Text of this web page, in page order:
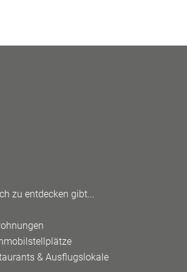
zu entdecken gibt...
& Ausflugslokale